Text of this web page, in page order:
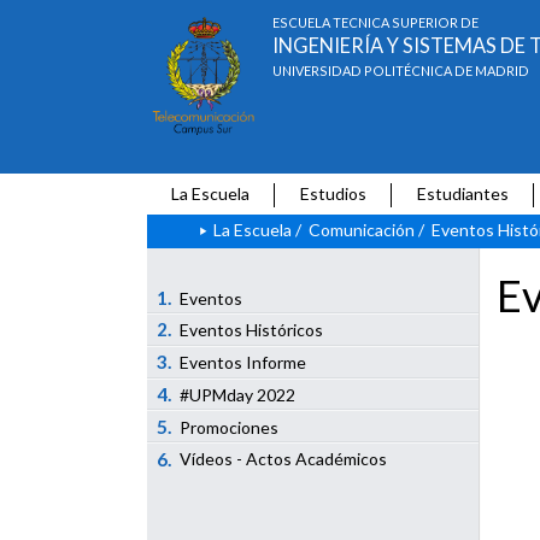
ESCUELA TÉCNICA SUPERIOR DE
INGENIERÍA Y SISTEMAS
UNIVERSIDAD POLITÉCNICA DE MADRID
La Escuela Estudios
Estudiantes
La Escuela / Comunicación / Eventos
1. Eventos
2. Eventos Históricos
3. Eventos Informe
4. #UPMday 2022
5. Promociones
6. Vídeos - Actos Académicos